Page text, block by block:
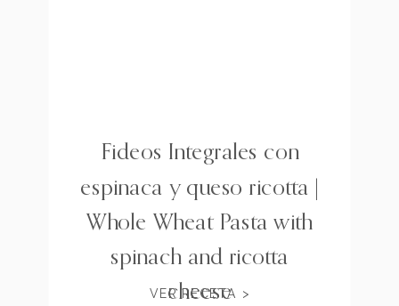
VER RECETA >
Fideos Integrales con
espinaca y queso ricotta |
Whole Wheat Pasta with
spinach and ricotta
cheese